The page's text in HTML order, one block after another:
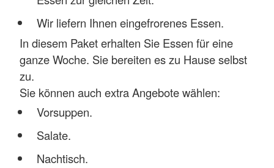
Wir liefern Ihnen eingefrorenes Essen.
In diesem Paket erhalten Sie Essen für eine
ganze Woche. Sie bereiten es zu Hause selbst
zu.
Sie können auch extra Angebote wählen:
Vorsuppen.
Salate.
Nachtisch.